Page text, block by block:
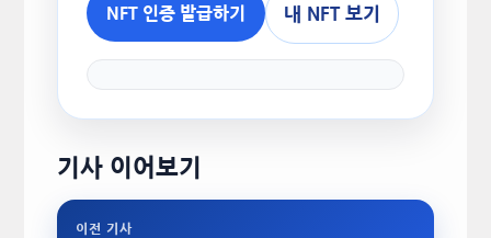
NFT 인증 발급하기 내 NFT 보기
기사 이어보기
이전 기사